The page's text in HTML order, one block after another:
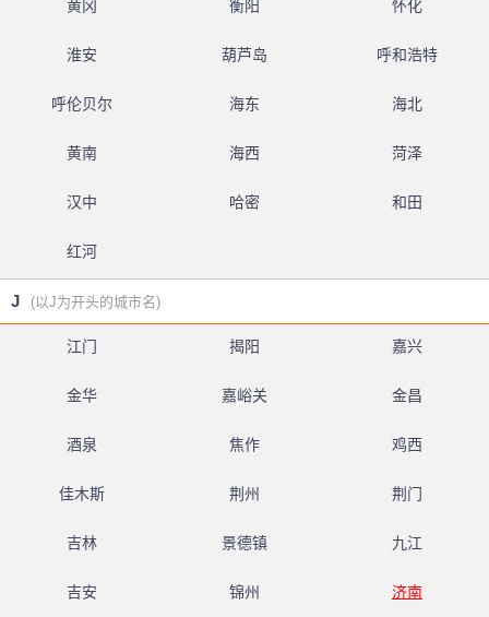
黄冈 衡阳 怀化
淮安 葫芦岛 呼和浩特
呼伦贝尔 海东 海北
黄南 海西 菏泽
汉中 哈密 和田
红河
J (以J为开头的城市名)
江门 揭阳 嘉兴
金华 嘉峪关 金昌
酒泉 焦作 鸡西
佳木斯 荆州 荆门
吉林 景德镇 九江
吉安 锦州 济南